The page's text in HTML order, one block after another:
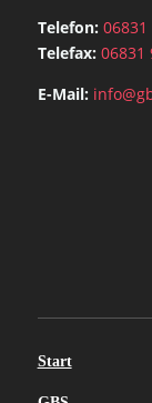
Telefon: 06831
Telefax: 06831
E-Mail:
Start